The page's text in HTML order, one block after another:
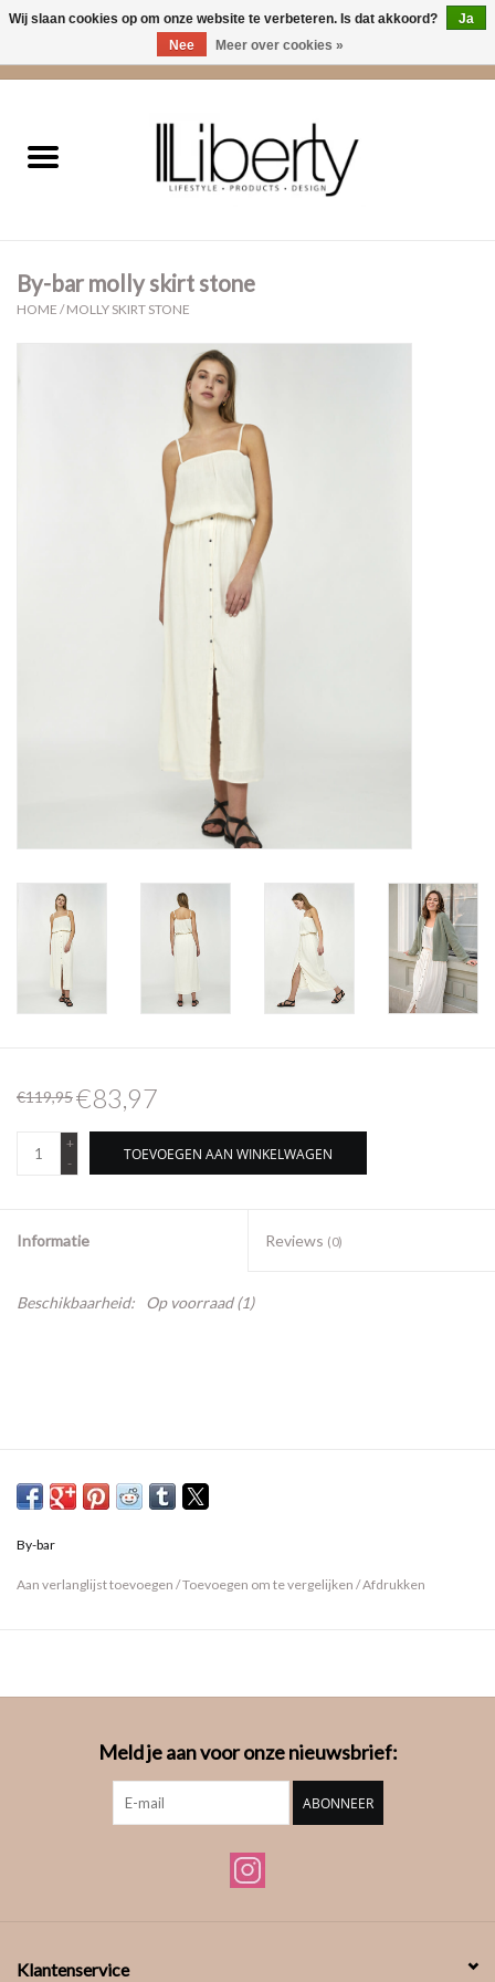
Kleding
Cadeaus
By-bar molly skirt stone
HOME /MOLLY SKIRT STONE
€119,95€83,97
+
-
TOEVOEGEN AAN WINKELWAGEN
Informatie Reviews (0)
Beschikbaarheid: Op voorraad(1)
By-bar
Aan verlanglijst toevoegen /Toevoegen om te vergelijken /Afdrukken
Meld je aan voor onze nieuwsbrief:
ABONNEER
Klantenservice
Wij slaan cookies op om onze website te verbeteren. Is dat akkoord?
Ja
Nee
Meer over cookies »